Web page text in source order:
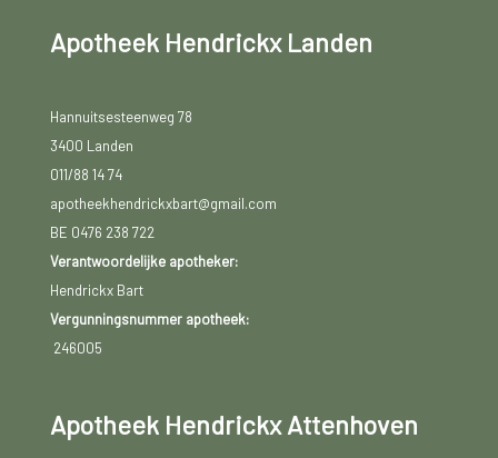
Apotheek Hendrickx Landen
Hannuitsesteenweg 78
3400 Landen
011/88 14 74
apotheekhendrickxbart@gmail.com
BE 0476 238 722
Verantwoordelijke apotheker:
Hendrickx Bart
Vergunningsnummer apotheek:
246005
Apotheek Hendrickx Attenhoven